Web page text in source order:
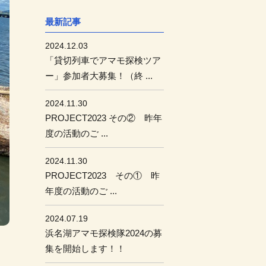
最新記事
2024.12.03
「貸切列車でアマモ探検ツア
ー」参加者大募集！（終 ...
2024.11.30
PROJECT2023 その② 昨年
度の活動のご ...
2024.11.30
PROJECT2023 その① 昨
年度の活動のご ...
2024.07.19
浜名湖アマモ探検隊2024の募
集を開始します！！